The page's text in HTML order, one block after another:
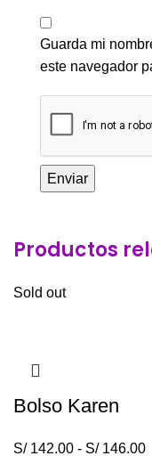
Guarda mi
este navegador
Productos
Sold out
Bolso Karen
S/142.00 - S/146.00